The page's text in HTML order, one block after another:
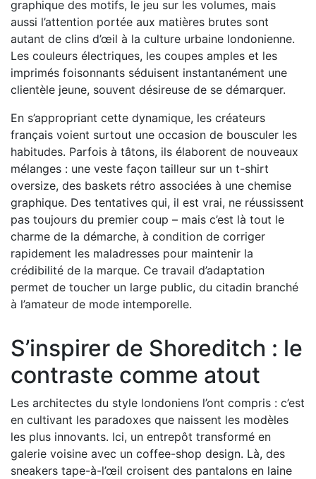
graphique des motifs, le jeu sur les volumes, mais
aussi l’attention portée aux matières brutes sont
autant de clins d’œil à la culture urbaine londonienne.
Les couleurs électriques, les coupes amples et les
imprimés foisonnants séduisent instantanément une
clientèle jeune, souvent désireuse de se démarquer.
En s’appropriant cette dynamique, les créateurs
français voient surtout une occasion de bousculer les
habitudes. Parfois à tâtons, ils élaborent de nouveaux
mélanges : une veste façon tailleur sur un t-shirt
oversize, des baskets rétro associées à une chemise
graphique. Des tentatives qui, il est vrai, ne réussissent
pas toujours du premier coup – mais c’est là tout le
charme de la démarche, à condition de corriger
rapidement les maladresses pour maintenir la
crédibilité de la marque. Ce travail d’adaptation
permet de toucher un large public, du citadin branché
à l’amateur de mode intemporelle.
S’inspirer de Shoreditch : le
contraste comme atout
Les architectes du style londoniens l’ont compris : c’est
en cultivant les paradoxes que naissent les modèles
les plus innovants. Ici, un entrepôt transformé en
galerie voisine avec un coffee-shop design. Là, des
sneakers tape-à-l’œil croisent des pantalons en laine